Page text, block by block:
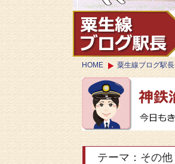
HOME 粟生線ブログ駅長
テーマ：その他